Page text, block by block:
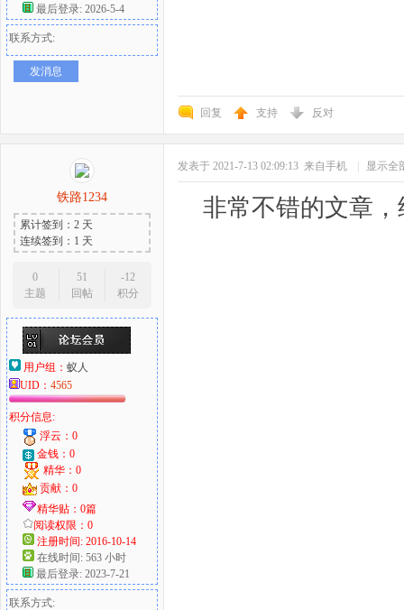
最后登录: 2026-5-4
联系方式:
发消息
回复 支持 反对
铁路1234
累计签到：2 天
连续签到：1 天
0
主题
51
回帖
-12
积分
用户组： 蚁人
UID： 4565
积分信息:
浮云：0
金钱：0
精华：0
贡献：0
精华贴：0篇
阅读权限：0
注册时间: 2016-10-14
在线时间: 563 小时
最后登录: 2023-7-21
联系方式:
发表于 2021-7-13 02:09:13 来自手机 显示全
非常不错的文章